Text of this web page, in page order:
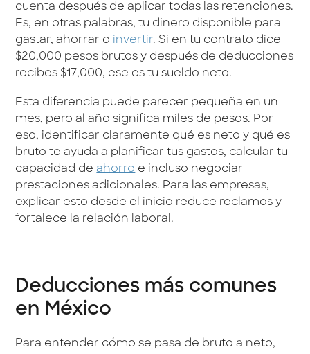
cuenta después de aplicar todas las retenciones.
Es, en otras palabras, tu dinero disponible para
gastar, ahorrar o invertir. Si en tu contrato dice
$20,000 pesos brutos y después de deducciones
recibes $17,000, ese es tu sueldo neto.
Esta diferencia puede parecer pequeña en un
mes, pero al año significa miles de pesos. Por
eso, identificar claramente qué es neto y qué es
bruto te ayuda a planificar tus gastos, calcular tu
capacidad deahorro e incluso negociar
prestaciones adicionales. Para las empresas,
explicar esto desde el inicio reduce reclamos y
fortalece la relación laboral.
Deducciones más comunes
en México
Para entender cómo se pasa de bruto a neto,